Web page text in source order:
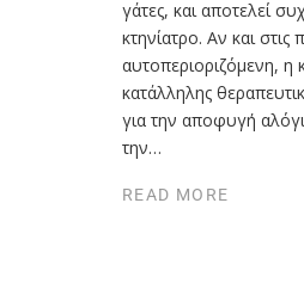
γάτες, και αποτελεί
κτηνίατρο. Αν και στις
αυτοπεριοριζόμενη, η
κατάλληλης
για την αποφυγή
την…
READ MORE